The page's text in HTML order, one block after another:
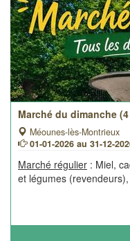
Marché du dimanche
Méounes-lès-Montrieux
01-01-2026 au 31-12-
Marché régulier : Miel,
et légumes